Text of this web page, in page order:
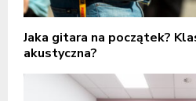
Jaka gitara na początek?
akustyczna?